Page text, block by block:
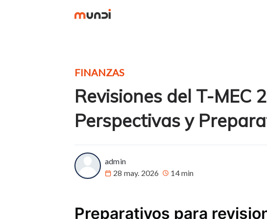
FINANZAS
Revisiones del T-MEC
Perspectivas y
admin
28 may. 2026
14 min
Preparativos para